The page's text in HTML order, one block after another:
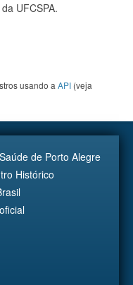
UFCSPA.
usando a API (veja
de Porto Alegre
Histórico